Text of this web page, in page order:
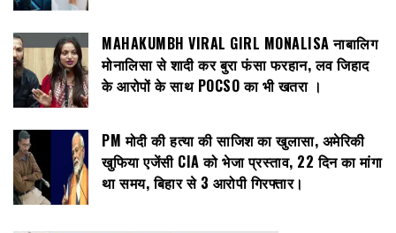
MAHAKUMBH VIRAL GIRL MONALISA नाबालिग
मोनालिसा से शादी कर बुरा फंसा फरहान, लव जिहाद
के आरोपों के साथ POCSO का भी खतरा ।
PM मोदी की हत्या की साजिश का खुलासा, अमेरिकी
खुफिया एजेंसी CIA को भेजा प्रस्ताव, 22 दिन का मांगा
था समय, बिहार से 3 आरोपी गिरफ्तार।